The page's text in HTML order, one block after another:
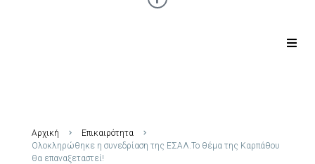
Αρχική
Επικαιρότητα
Ολοκληρώθηκε η συνεδρίαση της ΕΣΑΛ.Το θέμα της Καρπάθου
θα επαναξεταστεί!